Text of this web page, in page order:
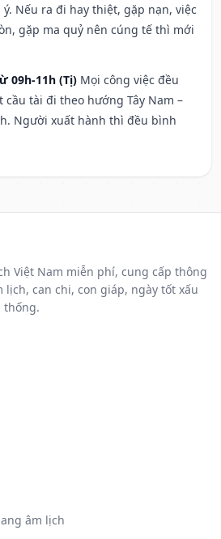
Nếu ra đi hay thiệt, gặp nạn, việc
gặp ma quỷ nên cúng tế thì mới
09h-11h (Tị) Mọi công việc đều
tài đi theo hướng Tây Nam –
Người xuất hành thì đều bình
Việt Nam miễn phí, cung cấp thông
lịch, can chi, con giáp, ngày tốt xấu
thống.
âm lịch